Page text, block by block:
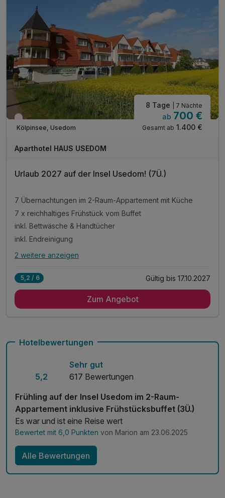
Wieder frei ab März
Kölpinsee, Usedom
8 Tage | 7 Nächte
ab 700 €
Gesamt ab 1.400 €
Aparthotel HAUS USEDOM
Urlaub 2027 auf der Insel Usedom! (7Ü.)
7 Übernachtungen im 2-Raum-Appartement mit Küche
7 x reichhaltiges Frühstück vom Buffet
inkl. Bettwäsche & Handtücher
inkl. Endreinigung
Alle Inklusivleistungen
7 x reichhaltiges Frühstück vom Buffet
inkl. Gas/Wasser/Strom
2 weitere anzeigen
5,2 / 6 Gültig bis 17.10.2027
Zum Angebot
Hotelbewertungen
5,2
Sehr gut
617 Bewertungen
Frühling auf der Insel Usedom im 2-Raum-
Appartement inklusive Frühstücksbuffet (3Ü.)
Es war und ist eine Reise wert
Bewertet mit 6,0 Punkten von Marion am 23.06.2025
Alle Bewertungen